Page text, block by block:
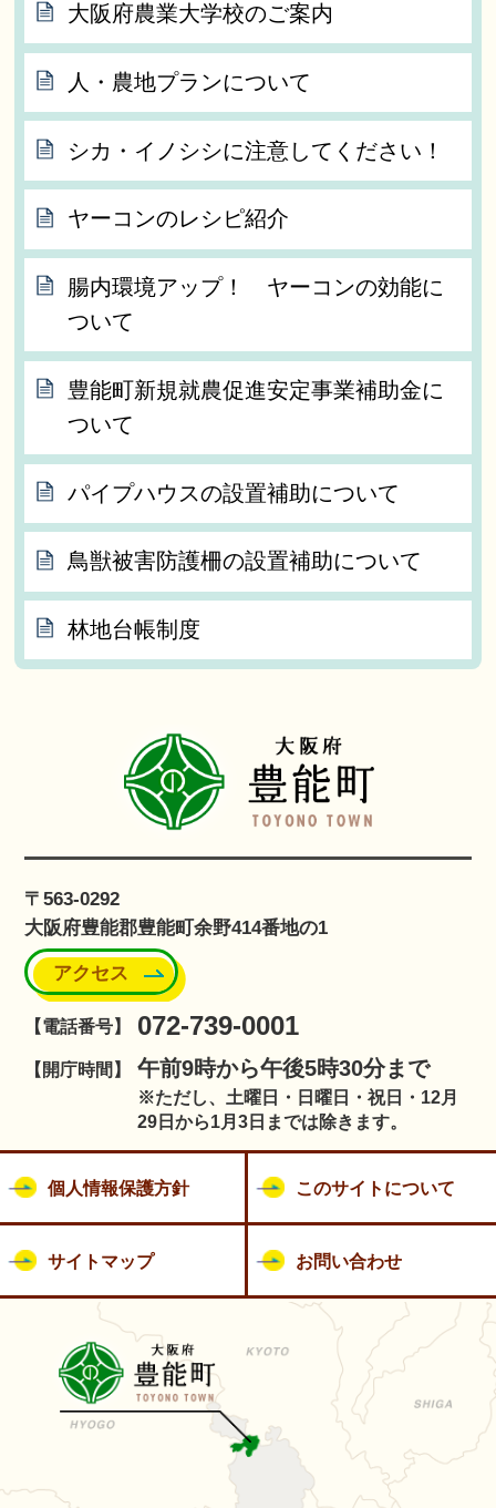
大阪府農業大学校のご案内
人・農地プランについて
シカ・イノシシに注意してください！
ヤーコンのレシピ紹介
腸内環境アップ！ ヤーコンの効能に
ついて
豊能町新規就農促進安定事業補助金に
ついて
パイプハウスの設置補助について
鳥獣被害防護柵の設置補助について
林地台帳制度
〒563-0292
大阪府豊能郡豊能町余野414番地の1
アクセス
【電話番号】 072-739-0001
【開庁時間】 午前9時から午後5時30分まで
※ただし、土曜日・日曜日・祝日・12月
29日から1月3日までは除きます。
個人情報保護方針 このサイトについて
サイトマップ お問い合わせ